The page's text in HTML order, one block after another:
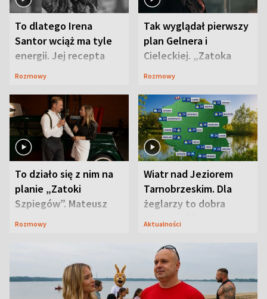
To dlatego Irena
Santor wciąż ma tyle
energii. Jej recepta
jest zaskakująco
Rozmowy
Tak wyglądał pierwszy
plan Gelnera i
Cieleckiej. „Zatoka
szpiegów” od razu ich
Rozmowy
To działo się z nim na
planie „Zatoki
Szpiegów”. Mateusz
Janicki odsłonił
Rozmowy
Wiatr nad Jeziorem
Tarnobrzeskim. Dla
żeglarzy to dobra
wiadomość
Aktualności